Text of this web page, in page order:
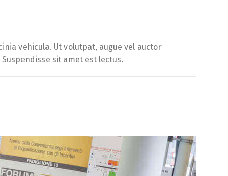
vehicula. Ut volutpat, augue vel auctor
sit amet est lectus.